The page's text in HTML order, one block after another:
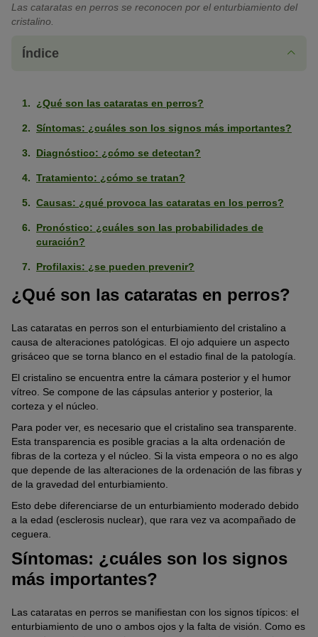
Las cataratas en perros se reconocen por el enturbiamiento del
cristalino.
Índice
¿Qué son las cataratas en perros?
Síntomas: ¿cuáles son los signos más importantes?
Diagnóstico: ¿cómo se detectan?
Tratamiento: ¿cómo se tratan?
Causas: ¿qué provoca las cataratas en los perros?
Pronóstico: ¿cuáles son las probabilidades de
curación?
Profilaxis: ¿se pueden prevenir?
¿Qué son las cataratas en perros?
Las cataratas en perros son el enturbiamiento del cristalino a
causa de alteraciones patológicas. El ojo adquiere un aspecto
grisáceo que se torna blanco en el estadio final de la patología.
El cristalino se encuentra entre la cámara posterior y el humor
vítreo. Se compone de las cápsulas anterior y posterior, la
corteza y el núcleo.
Para poder ver, es necesario que el cristalino sea transparente.
Esta transparencia es posible gracias a la alta ordenación de
fibras de la corteza y el núcleo. Si la vista empeora o no es algo
que depende de las alteraciones de la ordenación de las fibras y
de la gravedad del enturbiamiento.
Esto debe diferenciarse de un enturbiamiento moderado debido
a la edad (esclerosis nuclear), que rara vez va acompañado de
ceguera.
Síntomas: ¿cuáles son los signos
más importantes?
Las cataratas en perros se manifiestan con los signos típicos: el
enturbiamiento de uno o ambos ojos y la falta de visión. Como es